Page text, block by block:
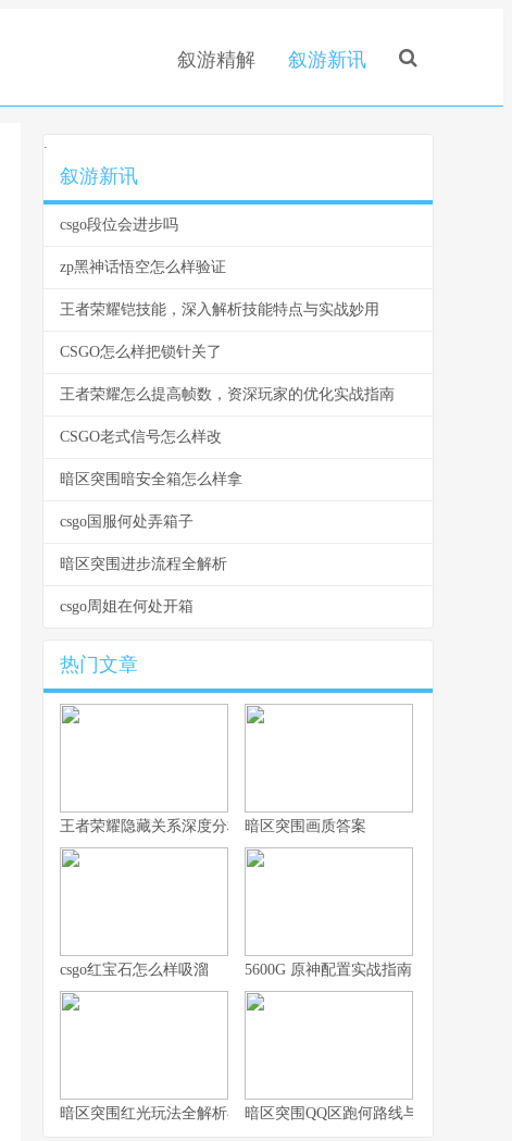
叙游精解 叙游新讯
.
叙游新讯
csgo段位会进步吗
zp黑神话悟空怎么样验证
王者荣耀铠技能，深入解析技能特点与实战妙用
CSGO怎么样把锁针关了
王者荣耀怎么提高帧数，资深玩家的优化实战指南
CSGO老式信号怎么样改
暗区突围暗安全箱怎么样拿
csgo国服何处弄箱子
暗区突围进步流程全解析
csgo周姐在何处开箱
热门文章
王者荣耀隐藏关系深度分析，你的游戏人生不愿被谁知晓
暗区突围画质答案
csgo红宝石怎么样吸溜 5600G 原神配置实战指南
暗区突围红光玩法全解析与实战思路暗区突围QQ区跑何路线与思路解析